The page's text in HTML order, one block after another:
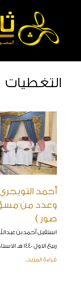
التغطيات
أحمد
وعدد من
صور )
ربيع الاول 1440 هـ الاستاذ ..
قراءة المزيد..